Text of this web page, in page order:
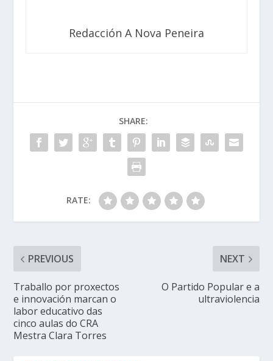
Redacción A Nova Peneira
SHARE:
RATE:
PREVIOUS
Traballo por proxectos
e innovación marcan o
labor educativo das
cinco aulas do CRA
Mestra Clara Torres
NEXT
O Partido Popular e a
ultraviolencia